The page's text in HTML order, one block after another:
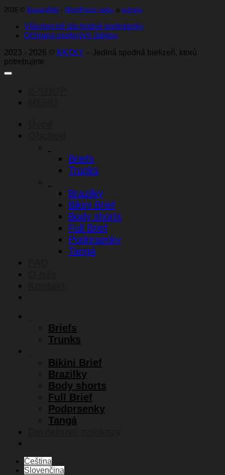
2026 © BugesWeb - WordPress weby a eshopy
Všeobecné obchodné podmienky
Ochrana osobných údajov
2023 - 2026 © KKTKY – Jediná spodná bielizeň, ktorú
potrebujete
Briefs
Trunks
Brazilky
Bikini Brief
Body shorts
Full Brief
Podprsenky
Tangá
Briefs
Trunks
Bikini Brief
Brazilky
Body shorts
Full Brief
Podprsenky
Tangá
Čeština
Slovenčina